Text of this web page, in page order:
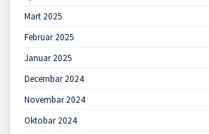
Mart 2025
Februar 2025
Januar 2025
Decembar 2024
Novembar 2024
Oktobar 2024